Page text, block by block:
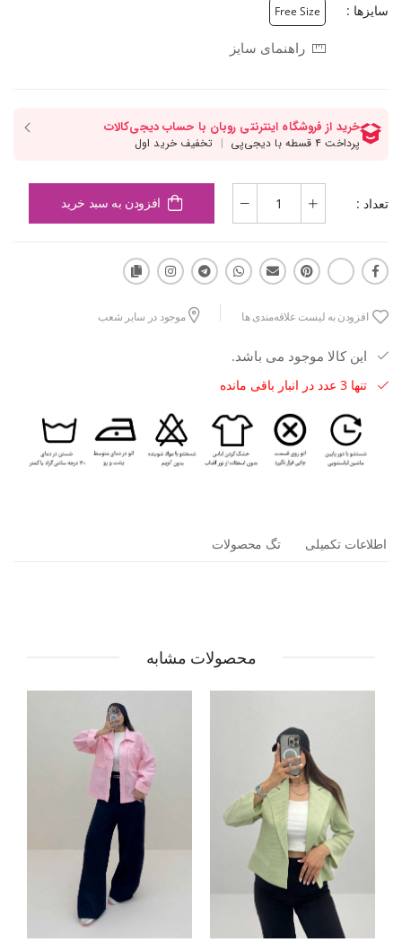
سایزها : Free Size
راهنمای سایز
تعداد : افزودن به سبد خرید
افزودن به لیست علاقه‌مندی ها موجود در سایر شعب
این کالا موجود می باشد.
تنها 3 عدد در انبار باقی مانده
اطلاعات تکمیلی تگ محصولات
محصولات مشابه